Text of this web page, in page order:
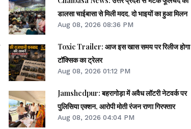
डालसा चाईबासा से मिली मदद, दो भाइयों का हुआ मिलन
Aug 08, 2026 08:36 PM
Toxic Trailer: आज इस खास समय पर रिलीज होगा
टॉक्सिक का ट्रेलर
Aug 08, 2026 01:12 PM
Jamshedpur: बहरागोड़ा में अवैध लॉटरी नेटवर्क पर
पुलिसिया एक्शन, आरोपी मोती रंजन राणा गिरफ्तार
Aug 08, 2026 04:04 PM